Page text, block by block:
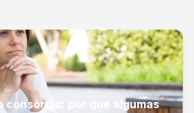
consórcio: por que algumas